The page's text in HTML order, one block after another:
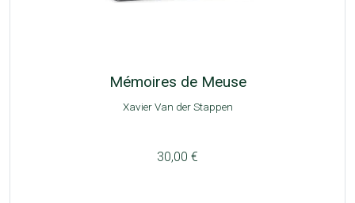
Mémoires de Meuse
Xavier Van der Stappen
30,00 €